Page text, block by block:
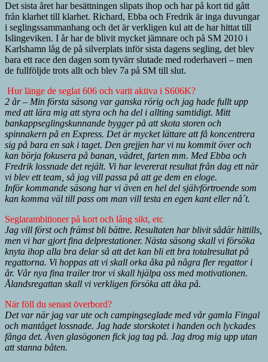
Det sista året har besättningen slipats ihop och har på kort tid gått
från klarhet till klarhet. Richard, Ebba och Fredrik är inga duvungar
i seglingssammanhang och det är verkligen kul att de har hittat till
Islingeviken. I år har de blivit mycket jämnare och på SM 2010 i
Karlshamn låg de på silverplats inför sista dagens segling, det blev
bara ett race den dagen som tyvärr slutade med roderhaveri – men
de fullföljde trots allt och blev 7a på SM till slut.
Hur länge de seglat 606 och varit aktiva i S606K?
2 år – Min första säsong var ganska rörig och jag hade fullt upp
med att lära mig att styra och ha del i allting samtidigt. Mitt
bankappseglingskunnande bygger på att skota storen och
spinnakern på en Express. Det är mycket lättare att få koncentrera
sig på bara en sak i taget. Den grejjen har vi nu kommit över och
kan börja fokusera på banan, vädret, farten mm. Med Ebba och
Fredrik lossnade det rejält. Vi har levererat resultat från dag ett när
vi blev ett team, så jag vill passa på att ge dem en eloge.
Inför kommande säsong har vi även en hel del självförtroende som
kan komma väl till pass om man vill testa en egen kant eller nå´t.
Seglarambitioner på kort och lång sikt, etc
Jag vill först och främst bli bättre. Resultaten har blivit sådär hittills,
men vi har gjort fina delprestationer. Nästa säsong skall vi försöka
knyta ihop alla bra delar så att det kan bli ett bra totalresultat på
regattorna. Vi hoppas att vi skall orka åka på några fler regattor i
år. Vår nya fina trailer tror vi skall hjälpa oss med motivationen.
Ålandsregattan skall vi verkligen försöka att åka på.
När föll du senast överbord?
Det var när jag var ute och campingseglade med vår gamla Fingal
och mantåget lossnade. Jag hade storskotet i handen och lyckades
fånga det. Även glasögonen fick jag tag på. Jag drog mig upp utan
att stanna båten.